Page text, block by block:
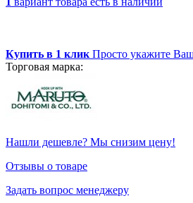
Купить в 1 клик Просто укажите
Торговая марка:
Нашли дешевле? Мы снизим цену!
Отзывы о товаре
Задать вопрос менеджеру